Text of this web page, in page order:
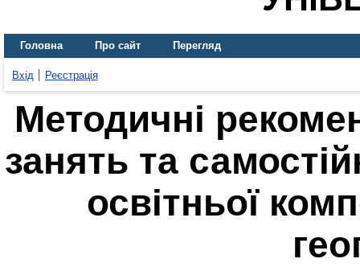
Головна Про сайт Перегляд
Вхід Реєстрація
Методичні
занять та
освітньої